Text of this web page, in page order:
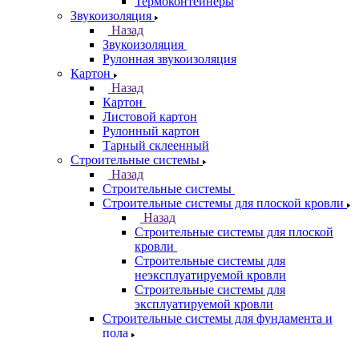
Звукоизоляция
Назад
Звукоизоляция
Рулонная звукоизоляция
Картон
Назад
Картон
Листовой картон
Рулонный картон
Тарный склеенный
Строительные системы
Назад
Строительные системы
Строительные системы для плоской кровли
Назад
Строительные системы для плоской
кровли
Строительные системы для
неэксплуатируемой кровли
Строительные системы для
эксплуатируемой кровли
Строительные системы для фундамента и
пола